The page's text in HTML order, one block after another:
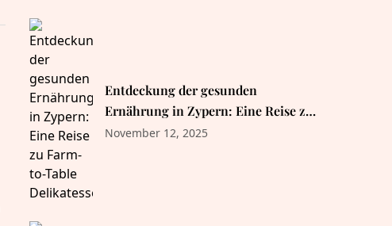
Entdeckung der gesunden
Ernährung in Zypern: Eine Reise zu
Farm-to-Table Delikatessen
November 12, 2025